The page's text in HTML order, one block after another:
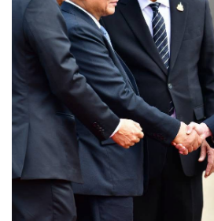
แนวทางการประพฤติปฏิบัติตน ต
มาตรฐานทางจริยธรรม พ.ศ. 2562
ข่าวสารพลังงาน
ข่าวสารรัฐมนตรี
ข่าวและข้อมูลประหยัดพลังงาน